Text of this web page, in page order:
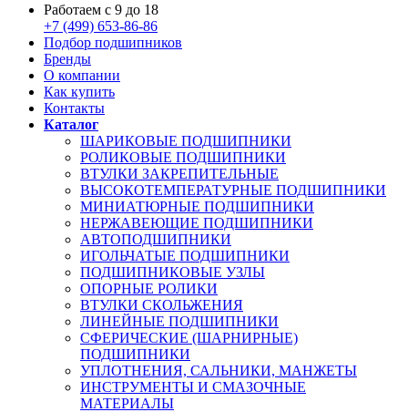
Работаем с 9 до 18
+7 (499) 653-86-86
Подбор подшипников
Бренды
О компании
Как купить
Контакты
Каталог
ШАРИКОВЫЕ ПОДШИПНИКИ
РОЛИКОВЫЕ ПОДШИПНИКИ
ВТУЛКИ ЗАКРЕПИТЕЛЬНЫЕ
ВЫСОКОТЕМПЕРАТУРНЫЕ ПОДШИПНИКИ
МИНИАТЮРНЫЕ ПОДШИПНИКИ
НЕРЖАВЕЮЩИЕ ПОДШИПНИКИ
АВТОПОДШИПНИКИ
ИГОЛЬЧАТЫЕ ПОДШИПНИКИ
ПОДШИПНИКОВЫЕ УЗЛЫ
ОПОРНЫЕ РОЛИКИ
ВТУЛКИ СКОЛЬЖЕНИЯ
ЛИНЕЙНЫЕ ПОДШИПНИКИ
СФЕРИЧЕСКИЕ (ШАРНИРНЫЕ)
ПОДШИПНИКИ
УПЛОТНЕНИЯ, САЛЬНИКИ, МАНЖЕТЫ
ИНСТРУМЕНТЫ И СМАЗОЧНЫЕ
МАТЕРИАЛЫ